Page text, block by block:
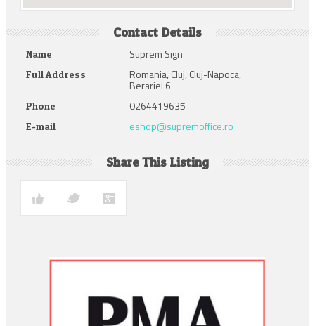
Contact Details
Name Suprem Sign
Full Address Romania, Cluj, Cluj-Napoca,
Berariei 6
Phone 0264419635
E-mail eshop@supremoffice.ro
Share This Listing